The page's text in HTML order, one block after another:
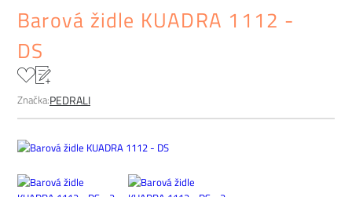
Barová židle KUADRA 1112 -
DS
Značka:PEDRALI